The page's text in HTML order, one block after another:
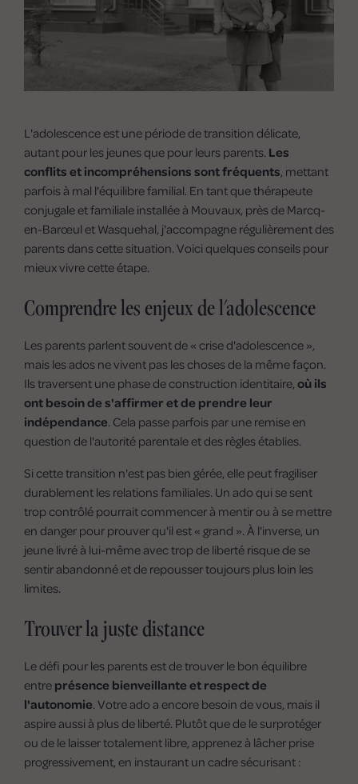
L'adolescence est une période de transition délicate,
autant pour les jeunes que pour leurs parents. Les
conflits et incompréhensions sont fréquents, mettant
parfois à mal l'équilibre familial. En tant que thérapeute
conjugale et familiale installée à Mouvaux, près de Marcq-
en-Barœul et Wasquehal, j'accompagne régulièrement des
parents dans cette situation. Voici quelques conseils pour
mieux vivre cette étape.
Comprendre les enjeux de l'adolescence
Les parents parlent souvent de « crise d'adolescence »,
mais les ados ne vivent pas les choses de la même façon.
Ils traversent une phase de construction identitaire, où ils
ont besoin de s'affirmer et de prendre leur
indépendance. Cela passe parfois par une remise en
question de l'autorité parentale et des règles établies.
Si cette transition n'est pas bien gérée, elle peut fragiliser
durablement les relations familiales. Un ado qui se sent
trop contrôlé pourrait commencer à mentir ou à se mettre
en danger pour prouver qu'il est « grand ». À l'inverse, un
jeune livré à lui-même avec trop de liberté risque de se
sentir abandonné et de repousser toujours plus loin les
limites.
Trouver la juste distance
Le défi pour les parents est de trouver le bon équilibre
entre présence bienveillante et respect de
l'autonomie. Votre ado a encore besoin de vous, mais il
aspire aussi à plus de liberté. Plutôt que de le surprotéger
ou de le laisser totalement libre, apprenez à lâcher prise
progressivement, en instaurant un cadre sécurisant :